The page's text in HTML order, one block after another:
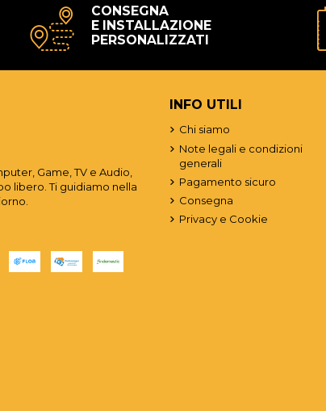
CONSEGNA
E INSTALLAZIONE
PERSONALIZZATI
Game, TV e Audio,
libero. Ti guidiamo nella
INFO UTILI
Chi siamo
Note legali e condizioni
generali
Pagamento sicuro
Consegna
Privacy e Cookie